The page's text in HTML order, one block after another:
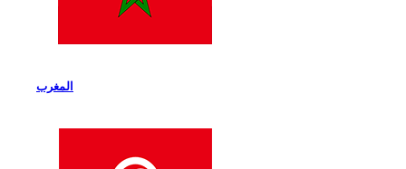
المغرب